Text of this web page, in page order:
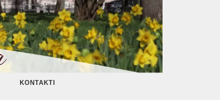
KONTAKTI